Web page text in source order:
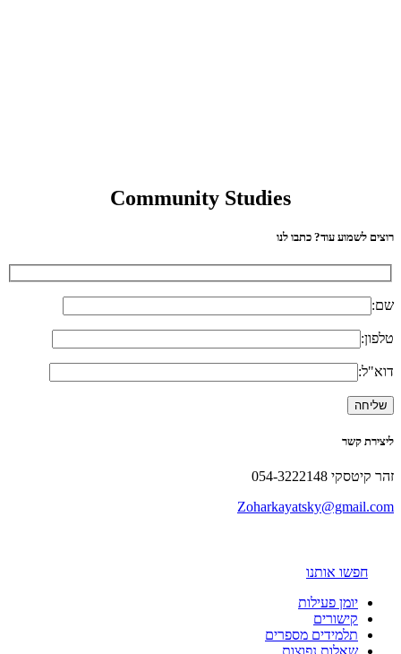
Community Studies
רוצים לשמוע עוד? כתבו לנו
שם:
טלפון:
דוא"ל:
ליצירת קשר
זהר קיטסקי 054-3222148
Zoharkayatsky@gmail.com
חפשו אותנו
יומן פעילות
קישורים
תלמידים מספרים